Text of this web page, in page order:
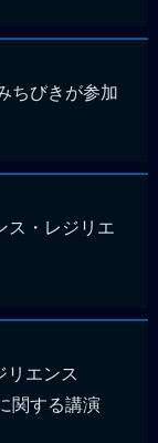
ちびきが参加
ス・レジリエ
リエンス
関する講演